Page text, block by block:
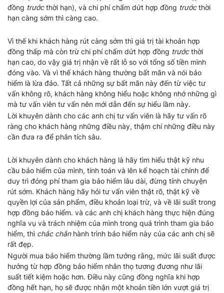
đồng trướcthời hạn), và chi phí chấm dứt hợp đồng trướcthời
hạn càng sớm thì càng cao.
Vì thế khi khách hàng rút càng sớm thì giá trị tài khoản hợp
đồng thấp mà còn trừ chi phí chấm dứt hợp đồng trướcthời
hạn cao, do vậy giá trị nhận về rất lỗ so với tổng số tiền mình
đóng vào. Và vì thế khách hàng thường bất mãn và nói bảo
hiểm là lừa đảo. Tất cả những sự bất mãn này đến từ việc tư
vấn không rõ, khách hàng không hiểu hoặc không nhớ những gì
mà tư vấn viên tư vấn nên mới dẫn đến sự hiểu lầm này.
Lời khuyên dành cho các anh chị tư vấn viên là hãy tư vấn rõ
ràng cho khách hàng những điều này, thậm chí những điều này
cần đưa ra để phân tích sâu.
Lời khuyên dành cho khách hàng là hãy tìm hiểu thật kỹ nhu
cầu bảo hiểm của mình, tính toán và lên kế hoạch tài chính để
duy trì đóng phí tham gia bảo hiểm lâu dài, đừng tính chuyện
rút sớm. Khách hàng hãy hỏi tư vấn viên thật rõ, thật kỹ về
quyền lợi của sản phẩm, điều khoản loại trừ, và về lãi suất trong
hợp đồng bảo hiểm. và các anh chị khách hàng thực hiện đúng
nghĩa vụ và trách nhiệm của mình trong quá trình tham gia bảo
hiểm, thì chắc chắn hành trình bảo hiểm này của các anh chị sẽ
rất đẹp.
Người mua bảo hiểm thường lầm tưởng rằng, mức lãi suất được
hưởng từ hợp đồng bảo hiểm nhân thọ tương đương như lãi
suất tiết kiệm hoặc hơn. Điều này cũng đồng nghĩa khi hợp
đồng hết hạn, họ sẽ được nhận một khoản tiền lớn vượt giá trị